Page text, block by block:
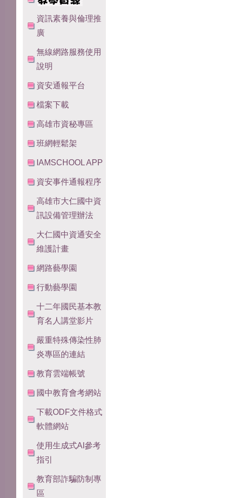
資訊素養與倫理推
廣
無線網路服務使用
說明
資安通報平台
檔案下載
高雄市資秘專區
班網輕鬆架
IAMSCHOOL APP
資安事件通報程序
高雄市大仁國中資
訊設備管理辦法
大仁國中資通安全
維護計畫
網路藝學園
行動藝學園
十二年國民基本教
育名人講堂影片
嚴重特殊傳染性肺
炎專區的連結
教育雲端帳號
國中教育會考網站
下載ODF文件格式
軟體網站
使用生成式AI參考
指引
教育部詐騙防制專
區